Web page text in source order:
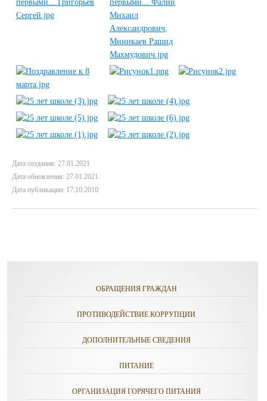
Дата создания: 27.01.2021
Дата обновления: 27.01.2021
Дата публикации: 17.10.2010
ОБРАЩЕНИЯ ГРАЖДАН
ПРОТИВОДЕЙСТВИЕ КОРРУПЦИИ
ДОПОЛНИТЕЛЬНЫЕ СВЕДЕНИЯ
ПИТАНИЕ
ОРГАНИЗАЦИЯ ГОРЯЧЕГО ПИТАНИЯ